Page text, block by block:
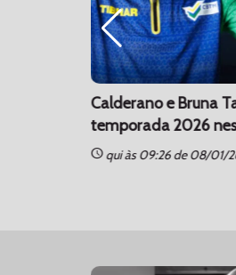
Calderano e Bruna
temporada 2026
schedulequi às 09:26 de 08/01/